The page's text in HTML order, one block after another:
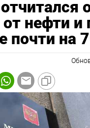
нефти и
почти на